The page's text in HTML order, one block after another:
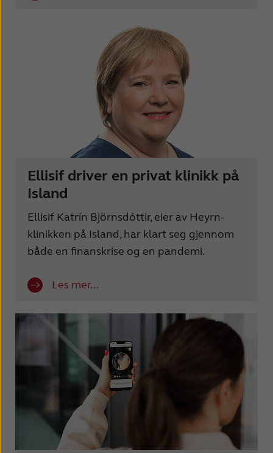
Ellisif driver en privat klinikk på
Island
Ellisif Katrín Björnsdóttir, eier av Heyrn-
klinikken på Island, har klart seg gjennom
både en finanskrise og en pandemi.
Les mer...